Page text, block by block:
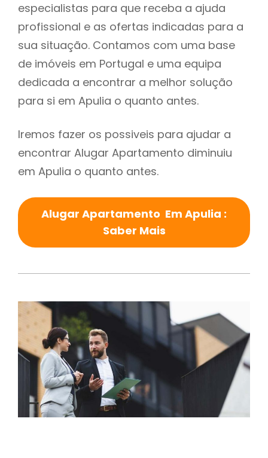
especialistas para que receba a ajuda
profissional e as ofertas indicadas para a
sua situação. Contamos com uma base
de imóveis em Portugal e uma equipa
dedicada a encontrar a melhor solução
para si em Apulia o quanto antes.
Iremos fazer os possiveis para ajudar a
encontrar Alugar Apartamento diminuiu
em Apulia o quanto antes.
Alugar Apartamento Em Apulia :
Saber Mais